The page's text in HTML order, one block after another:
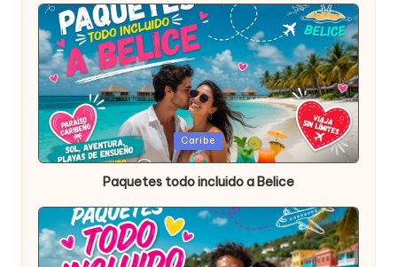
Publicada
en
Caribe
Paquetes todo incluido a Belice